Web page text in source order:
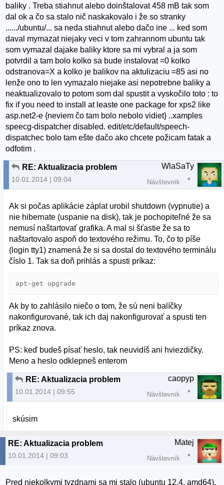
baliky . Treba stiahnut alebo doinštalovat 458 mB tak som
dal ok a čo sa stalo nič naskakovalo i že so stranky
....../ubuntu/... sa neda stiahnut alebo dačo ine ... ked som
daval mymazat niejaky veci v tom zahrannom ubuntu tak
som vymazal dajake baliky ktore sa mi vybral a ja som
potvrdil a tam bolo kolko sa bude instalovat =0 kolko
odstranova=X a kolko je balikov na aktulizaciu =85 asi no
lenže ono to len vymazalo niejake asi nepotrebne baliky a
neaktualizovalo to potom som dal spustit a vyskočilo toto : to
fix if you need to install at leaste one package for xps2 like
asp.net2-e {neviem čo tam bolo nebolo vidiet} ..xamples
speecg-dispatcher disabled. edit/etc/default/speech-
dispatchec bolo tam ešte dačo ako chcete požicam fatak a
odfotim .
RE: Aktualizacia problem
10.01.2014 | 09:04
WlaSaTy
Návštevník
Ak si počas aplikácie záplat urobil shutdown (vypnutie) a
nie hibernate (uspanie na disk), tak je pochopiteľné že sa
nemusí naštartovať grafika. A mal si šťastie že sa to
naštartovalo aspoň do textového režimu. To, čo to píše
(login tty1) znamená že si sa dostal do textového terminálu
číslo 1. Tak sa doň prihlás a spusti príkaz:
Ak by to zahlásilo niečo o tom, že sú neni balíčky
nakonfigurované, tak ich daj nakonfigurovať a spusti ten
príkaz znova.
PS: keď budeš písať heslo, tak neuvidíš ani hviezdičky.
Meno a heslo odklepneš enterom
RE: Aktualizacia problem
10.01.2014 | 09:55
caopyp
Návštevník
skúsim
RE: Aktualizacia problem
10.01.2014 | 09:03
Matej
Návštevník
Pred niekolkymi tyzdnami sa mi stalo (ubuntu 12.4, amd64),